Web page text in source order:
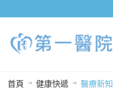
首頁 健康快遞 醫療新知